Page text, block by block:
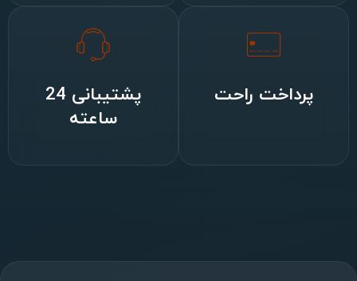
پرداخت راحت
پشتیبانی 24
ساعته